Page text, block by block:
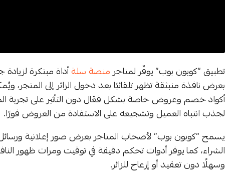
تطبيق “كوبون بوب” يوفّر لمتاجرمنصة سلةأداة مبتكرة
بعرض نافذة منبثقة تظهر تلقائيًا بعد دخول الزائر إلى
أكواد خصم وعروض خاصة بشكل فعّال دون التأثير على تجربة
لجذب انتباه العميل وتشجيعه على الاستفادة من العروض فورًا.
يسمح “كوبون بوب” لأصحاب المتاجر بعرض صور إعلانية
الشراء، كما يوفر أدوات تحكم دقيقة في توقيت ومرات ظهور
وسهلًا دون تعقيد أو إزعاج للزائر.